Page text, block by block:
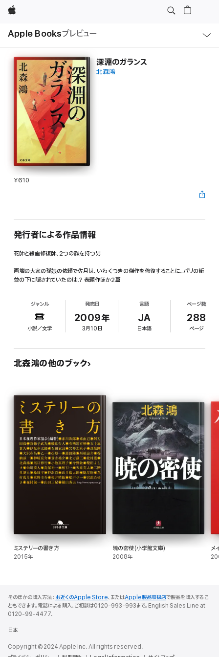
Apple
Apple Booksプレビュー
ル
深淵のガランス
北森鴻
¥610
発行者による作品情報
花師と絵画修復師、2つの顔を持つ男
画壇の大家の孫娘の依頼で佐月は、いわくつきの傑作を修復することに。パリの街
並の下に隠されていたのは!? 表題作ほか2篇
ジャンル
小説／文学
発売日
2009年
3月10日
言語
JA
日本語
ページ数
288
ページ
北森鴻の他のブック
ミステリーの書き方
2015年
暁の密使(小学館文庫)
2008年
メ
そのほかの購入方法： お近くのApple Store、またはApple製品取扱店で製品を購入するこ
ともできます。電話による購入、ご相談は0120-993-993まで。English Sales Line at
0120-99-4477.
日本
Copyright © 2024 Apple Inc. All rights reserved.